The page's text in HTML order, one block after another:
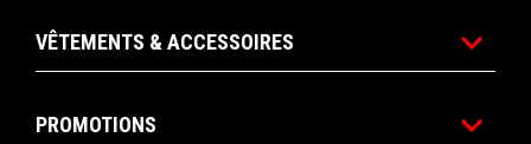
VÊTEMENTS & ACCESSOIRES
PROMOTIONS